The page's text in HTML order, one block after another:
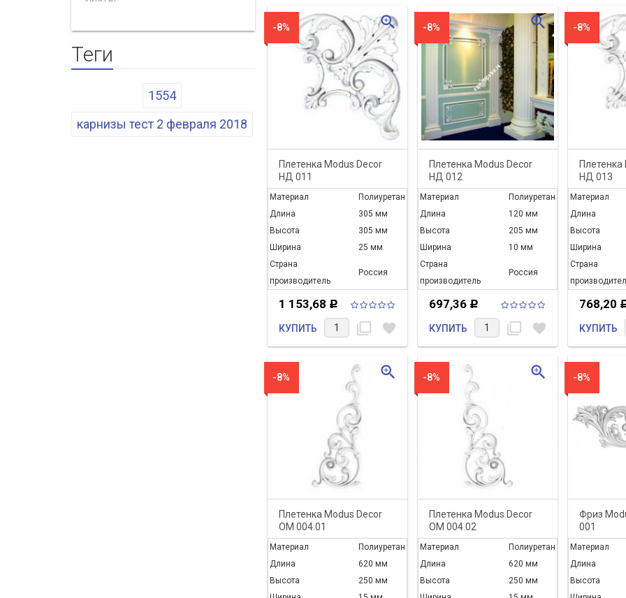
Теги
1554
карнизы тест 2 февраля 2018
-8%
Плетенка Modus Decor
НД 011
Материал
Полиуретан
Длина
305 мм
Высота
305 мм
Ширина
25 мм
Страна
производитель
Россия
1 153,68 Р
КУПИТЬ filter_none favorite
zoom_in -8%
Плетенка Modus Decor
НД 012
Материал
Полиуретан
Длина
120 мм
Высота
205 мм
Ширина
10 мм
Страна
производитель
Россия
697,36 Р
КУПИТЬ filter_none favorite
zoom_in -8%
Плетенка
НД 013
Материал
Длина
Высота
Ширина
Страна
768,20
КУПИТЬ
-8%
Плетенка Modus Decor
ОМ 004.01
Материал
Полиуретан
Длина
620 мм
Высота
250 мм
zoom_in -8%
Плетенка Modus Decor
ОМ 004.02
Материал
Полиуретан
Длина
620 мм
Высота
250 мм
zoom_in -8%
Фриз
001
Материал
Длина
Высота